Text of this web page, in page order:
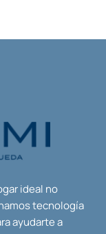
ideal no
tecnología
ayudarte a